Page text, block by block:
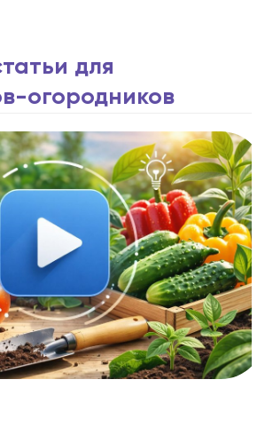
для
огородников